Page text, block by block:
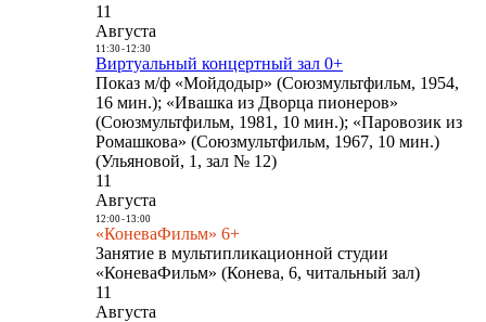
11
Августа
11:30- 12:30
Виртуальный концертный зал 0+
Показ м/ф «Мойдодыр» (Союзмультфильм, 1954,
16 мин.); «Ивашка из Дворца пионеров»
(Союзмультфильм, 1981, 10 мин.); «Паровозик из
Ромашкова» (Союзмультфильм, 1967, 10 мин.)
(Ульяновой, 1, зал № 12)
11
Августа
12:00- 13:00
«КоневаФильм» 6+
Занятие в мультипликационной студии
«КоневаФильм» (Конева, 6, читальный зал)
11
Августа